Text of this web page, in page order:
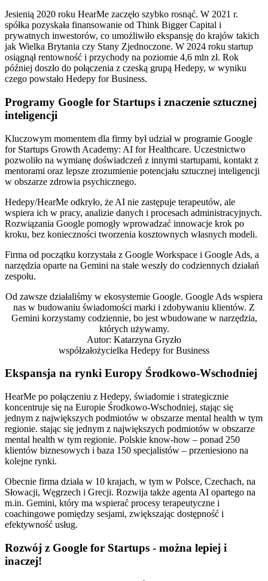
Jesienią 2020 roku HearMe zaczęło szybko rosnąć. W 2021 r.
spółka pozyskała finansowanie od Think Bigger Capital i
prywatnych inwestorów, co umożliwiło ekspansję do krajów takich
jak Wielka Brytania czy Stany Zjednoczone. W 2024 roku startup
osiągnął rentowność i przychody na poziomie 4,6 mln zł. Rok
później doszło do połączenia z czeską grupą Hedepy, w wyniku
czego powstało Hedepy for Business.
Programy Google for Startups i znaczenie sztucznej
inteligencji
Kluczowym momentem dla firmy był udział w programie Google
for Startups Growth Academy: AI for Healthcare. Uczestnictwo
pozwoliło na wymianę doświadczeń z innymi startupami, kontakt z
mentorami oraz lepsze zrozumienie potencjału sztucznej inteligencji
w obszarze zdrowia psychicznego.
Hedepy/HearMe odkryło, że AI nie zastępuje terapeutów, ale
wspiera ich w pracy, analizie danych i procesach administracyjnych.
Rozwiązania Google pomogły wprowadzać innowacje krok po
kroku, bez konieczności tworzenia kosztownych własnych modeli.
Firma od początku korzystała z Google Workspace i Google Ads, a
narzędzia oparte na Gemini na stałe weszły do codziennych działań
zespołu.
Od zawsze działaliśmy w ekosystemie Google. Google Ads wspiera
nas w budowaniu świadomości marki i zdobywaniu klientów. Z
Gemini korzystamy codziennie, bo jest wbudowane w narzędzia,
których używamy.
Autor: Katarzyna Gryzło
współzałożycielka Hedepy for Business
Ekspansja na rynki Europy Środkowo-Wschodniej
HearMe po połączeniu z Hedepy, świadomie i strategicznie
koncentruje się na Europie Środkowo-Wschodniej, stając się
jednym z największych podmiotów w obszarze mental health w tym
regionie. stając się jednym z największych podmiotów w obszarze
mental health w tym regionie. Polskie know-how – ponad 250
klientów biznesowych i baza 150 specjalistów – przeniesiono na
kolejne rynki.
Obecnie firma działa w 10 krajach, w tym w Polsce, Czechach, na
Słowacji, Węgrzech i Grecji. Rozwija także agenta AI opartego na
m.in. Gemini, który ma wspierać procesy terapeutyczne i
coachingowe pomiędzy sesjami, zwiększając dostępność i
efektywność usług.
Rozwój z Google for Startups - można lepiej i
inaczej!